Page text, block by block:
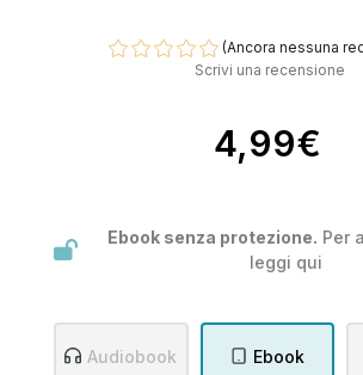
(Ancora nessuna
Scrivi una recensione
4,99€
Ebook senza protezione. Per
leggi qui
Audiobook
Ebook